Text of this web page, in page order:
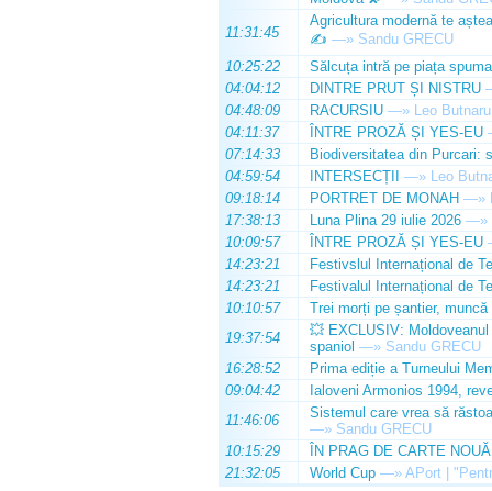
11:31:45
Agricultura modernă te
✍️ —» Sandu GRECU
10:25:22
Sălcuța intră pe piața
04:04:12
DINTRE PRUT ȘI NISTRU
04:48:09
RACURSIU —» Leo Butnaru
04:11:37
ÎNTRE PROZĂ ȘI YES-EU
07:14:33
Biodiversitatea din Purcari:
04:59:54
INTERSECȚII —» Leo
09:18:14
PORTRET DE MONAH —»
17:38:13
Luna Plina 29 iulie 2026 —»
10:09:57
ÎNTRE PROZĂ ȘI YES-EU
14:23:21
Festivslul Internațional de
14:23:21
Festivalul Internațional de
10:10:57
Trei morți pe șantier, muncă
19:37:54
💥 EXCLUSIV:
spaniol —» Sandu GRECU
16:28:52
Prima ediție a Turneului
09:04:42
Ialoveni Armonios 1994,
11:46:06
Sistemul care vrea să
—» Sandu GRECU
10:15:29
ÎN PRAG DE CARTE NOUĂ
21:32:05
World Cup —» APort |